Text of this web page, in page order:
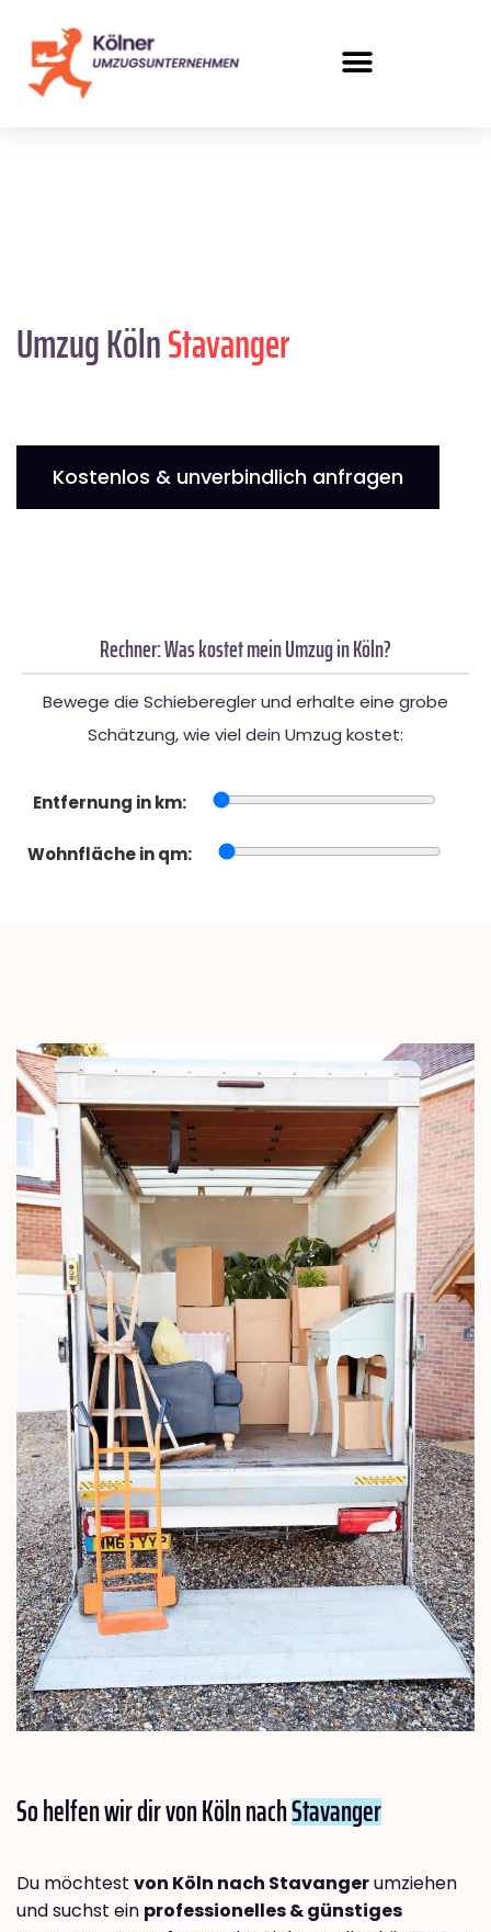
Umzug KölnStavanger
Kostenlos & unverbindlich anfragen
Rechner: Was kostet mein Umzug in Köln?
Bewege die Schieberegler und erhalte eine grobe
Schätzung, wie viel dein Umzug kostet:
Entfernung in km:
Wohnfläche in qm:
So helfen wir dir von Köln nachStavanger
Du möchtest von Köln nach Stavangerumziehen
und suchst ein professionelles & günstiges